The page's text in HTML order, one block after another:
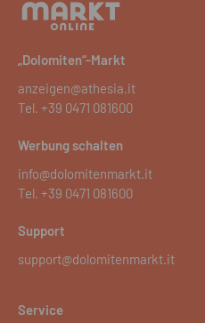
„Dolomiten“-Markt
anzeigen@athesia.it
Tel. +39 0471 081600
Werbung schalten
info@dolomitenmarkt.it
Tel. +39 0471 081600
Support
support@dolomitenmarkt.it
Service